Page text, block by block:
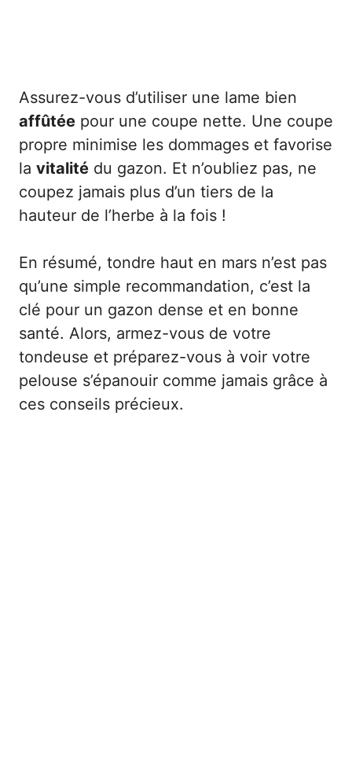
Assurez-vous d’utiliser une lame bien
affûtée pour une coupe nette. Une coupe
propre minimise les dommages et favorise
la vitalité du gazon. Et n’oubliez pas, ne
coupez jamais plus d’un tiers de la
hauteur de l’herbe à la fois !
En résumé, tondre haut en mars n’est pas
qu’une simple recommandation, c’est la
clé pour un gazon dense et en bonne
santé. Alors, armez-vous de votre
tondeuse et préparez-vous à voir votre
pelouse s’épanouir comme jamais grâce à
ces conseils précieux.